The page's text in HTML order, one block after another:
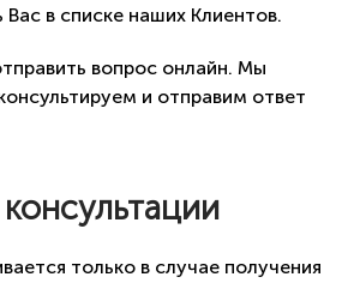
в списке наших Клиентов.
вопрос онлайн. Мы
и отправим ответ
только в случае получения